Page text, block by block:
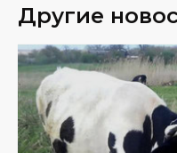
Другие